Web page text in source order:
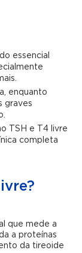
essencial
enquanto
graves
TSH e T4 livre
completa
que mede a
a proteínas
da tireoide